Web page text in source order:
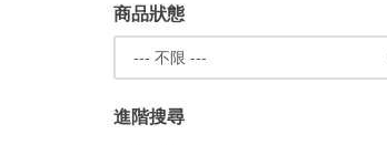
商品狀態
進階搜尋